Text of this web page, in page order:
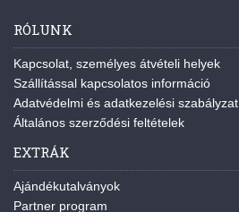
RÓLUNK
Kapcsolat, személyes átvételi helyek
Szállítással kapcsolatos információ
Adatvédelmi és adatkezelési szabályzat
Általános szerződési feltételek
EXTRÁK
Ajándékutalványok
Partner program